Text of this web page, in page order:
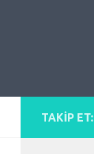
TAKIP ET: